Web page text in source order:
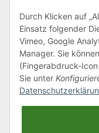
Klagenfurter Straße 29
9556 Liebenfels
Montag bis
Freitag: 8:00 bis 12:00
Tel.:0043 (0) 4262
Durch Klicken auf
Einsatz folgender
Vimeo, Google
Manager. Sie
(Fingerabdruck-
Sie unter